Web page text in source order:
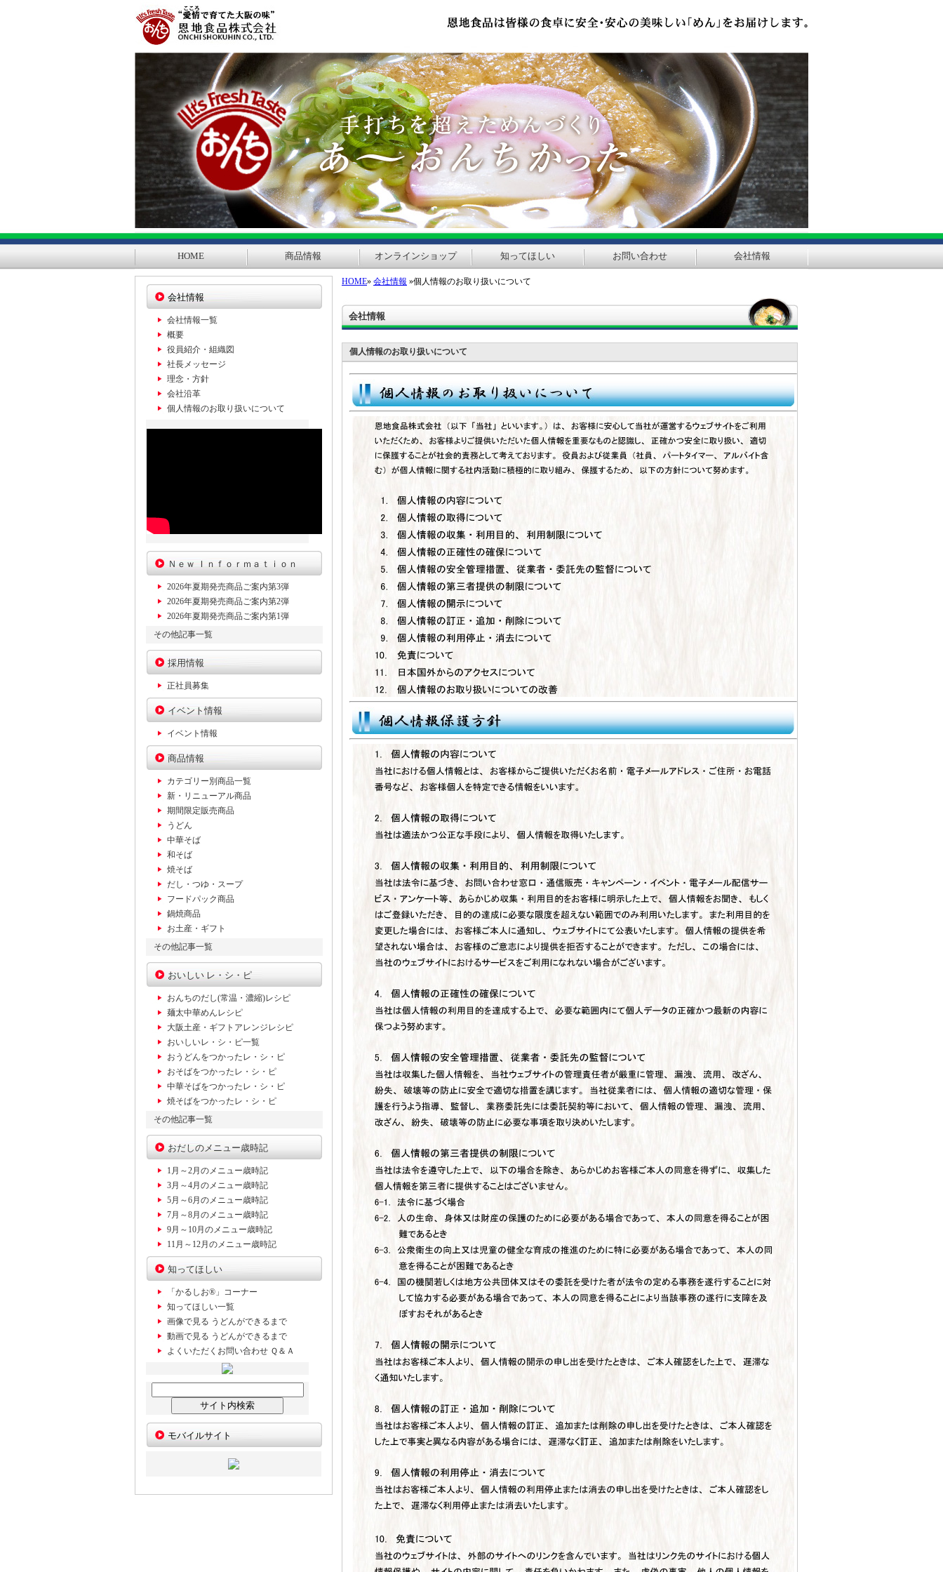
HOME 商品情報 オンラインショップ 知ってほしい お問い合わせ 会社情報
HOME» 会社情報 »個人情報のお取り扱いについて
会社情報
個人情報のお取り扱いについて
会社情報
会社情報一覧
概要
役員紹介・組織図
社長メッセージ
理念・方針
会社沿革
個人情報のお取り扱いについて
Ｎｅｗ Ｉｎｆｏｒｍａｔｉｏｎ
2026年夏期発売商品ご案内第3弾
2026年夏期発売商品ご案内第2弾
2026年夏期発売商品ご案内第1弾
その他記事一覧
採用情報
正社員募集
イベント情報
イベント情報
商品情報
カテゴリー別商品一覧
新・リニューアル商品
期間限定販売商品
うどん
中華そば
和そば
焼そば
だし・つゆ・スープ
フードパック商品
鍋焼商品
お土産・ギフト
その他記事一覧
おいしい レ・シ・ピ
おんちのだし(常温・濃縮)レシピ
麺太中華めんレシピ
大阪土産・ギフトアレンジレシピ
おいしいレ・シ・ピ一覧
おうどんをつかったレ・シ・ピ
おそばをつかったレ・シ・ピ
中華そばをつかったレ・シ・ピ
焼そばをつかったレ・シ・ピ
その他記事一覧
おだしのメニュー歳時記
1月～2月のメニュー歳時記
3月～4月のメニュー歳時記
5月～6月のメニュー歳時記
7月～8月のメニュー歳時記
9月～10月のメニュー歳時記
11月～12月のメニュー歳時記
知ってほしい
「かるしお®」コーナー
知ってほしい一覧
画像で見る うどんができるまで
動画で見る うどんができるまで
よくいただくお問い合わせ Ｑ＆Ａ
モバイルサイト